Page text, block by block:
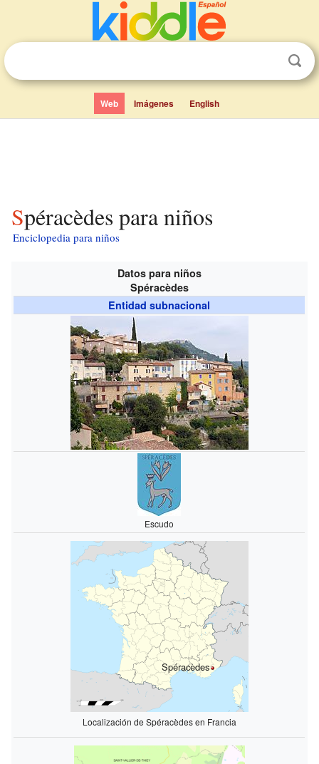
Web Imágenes English
Spéracèdes para niños
Enciclopedia para niños
Datos para niños
Spéracèdes
Entidad subnacional
Escudo
Spéracèdes
Localización de Spéracèdes en Francia